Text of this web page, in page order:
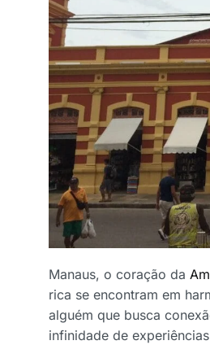
Manaus, o coração da
rica se encontram em
alguém que busca
infinidade de